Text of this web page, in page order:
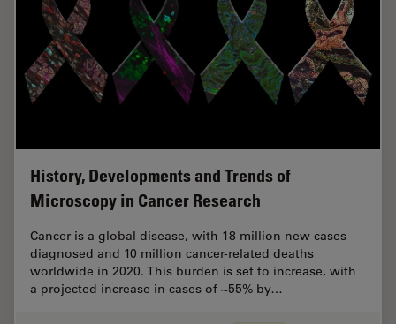
History, Developments and Trends of
Microscopy in Cancer Research
Cancer is a global disease, with 18 million new cases
diagnosed and 10 million cancer-related deaths
worldwide in 2020. This burden is set to increase, with
a projected increase in cases of ~55% by…